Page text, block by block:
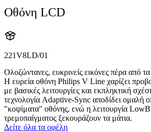
Οθόνη LCD
221V8LD/01
Ολοζώντανες, ευκρινείς εικόνες πέρα από
Η ευρεία οθόνη Philips V Line χαρίζει
με βασικές λειτουργίες και εκπληκτική
τεχνολογία Adaptive-Sync αποδίδει ομαλή
"κοψίματα" οθόνης, ενώ η λειτουργία
τρεμοπαίγματος ξεκουράζουν τα μάτια.
Δείτε όλα τα οφέλη